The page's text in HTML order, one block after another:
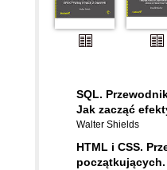
SQL.
Jak zacząć
Walter Shields
HTML i CSS.